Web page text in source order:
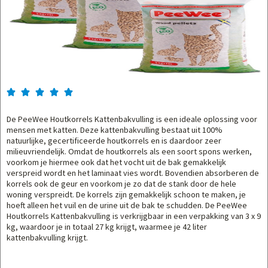
    
De PeeWee Houtkorrels Kattenbakvulling is een ideale oplossing voor
mensen met katten. Deze kattenbakvulling bestaat uit 100%
natuurlijke, gecertificeerde houtkorrels en is daardoor zeer
milieuvriendelijk. Omdat de houtkorrels als een soort spons werken,
voorkom je hiermee ook dat het vocht uit de bak gemakkelijk
verspreid wordt en het laminaat vies wordt. Bovendien absorberen de
korrels ook de geur en voorkom je zo dat de stank door de hele
woning verspreidt. De korrels zijn gemakkelijk schoon te maken, je
hoeft alleen het vuil en de urine uit de bak te schudden. De PeeWee
Houtkorrels Kattenbakvulling is verkrijgbaar in een verpakking van 3 x 9
kg, waardoor je in totaal 27 kg krijgt, waarmee je 42 liter
kattenbakvulling krijgt.